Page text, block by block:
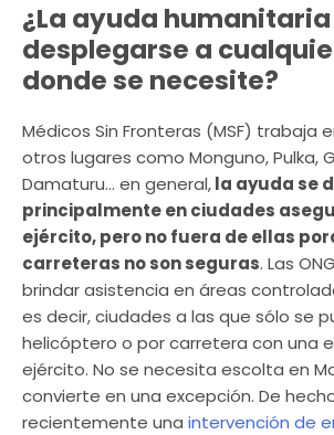
¿La ayuda
desplegarse a
donde se necesite?
Médicos Sin Fronteras (MSF) trabaja
otros lugares como Monguno, Pulka,
Damaturu… en general,la ayuda se
principalmente en ciudades
ejército, pero no fuera de ellas
carreteras no son seguras. Las
brindar asistencia en áreas
es decir, ciudades a las que sólo se
helicóptero o por carretera con una
ejército. No se necesita escolta en
convierte en una excepción. De
recientemente una intervención de